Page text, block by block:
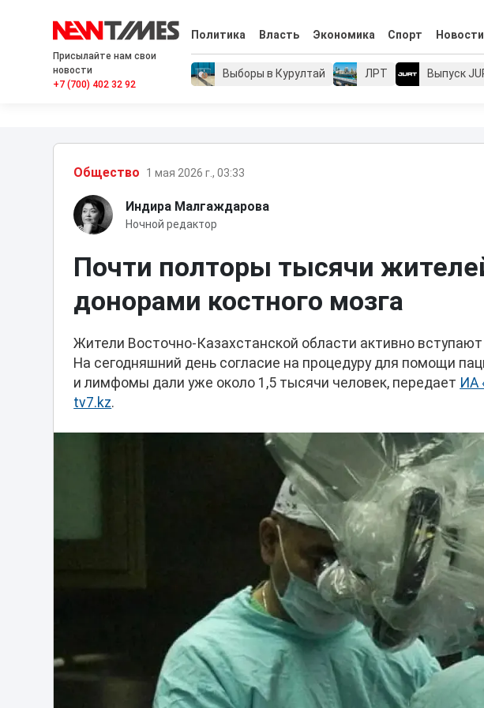
Присылайте нам свои
новости
+7 (700) 402 32 92
Политика Власть Экономика Спорт
Выборы в Курултай ЛРТ Выпуск
Общество 1 мая 2026 г., 03:33
Индира Малгаждарова
Ночной редактор
Почти полторы тысячи
донорами костного мозга
Жители Восточно-Казахстанской области активно
На сегодняшний день согласие на процедуру для помощи
и лимфомы дали уже около 1,5 тысячи человек, передает ИА
tv7.kz.